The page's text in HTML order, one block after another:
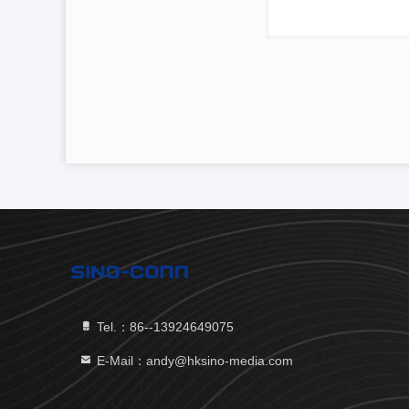
Tel.：86--13924649075
E-Mail：andy@hksino-media.com